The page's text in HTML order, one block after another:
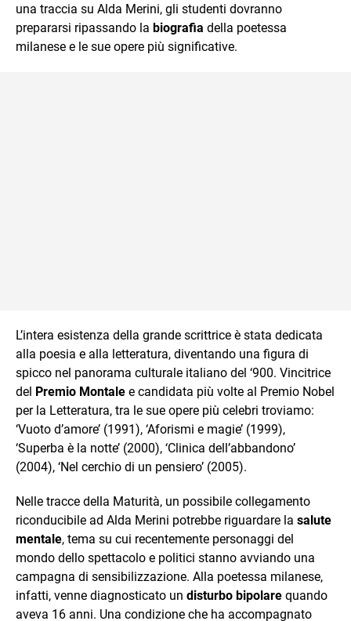
una traccia su Alda Merini, gli studenti dovranno
prepararsi ripassando la biografia della poetessa
milanese e le sue opere più significative.
L’intera esistenza della grande scrittrice è stata dedicata
alla poesia e alla letteratura, diventando una figura di
spicco nel panorama culturale italiano del ‘900. Vincitrice
del Premio Montale e candidata più volte al Premio Nobel
per la Letteratura, tra le sue opere più celebri troviamo:
‘Vuoto d’amore’ (1991), ‘Aforismi e magie’ (1999),
‘Superba è la notte’ (2000), ‘Clinica dell’abbandono’
(2004), ‘Nel cerchio di un pensiero’ (2005).
Nelle tracce della Maturità, un possibile collegamento
riconducibile ad Alda Merini potrebbe riguardare la salute
mentale, tema su cui recentemente personaggi del
mondo dello spettacolo e politici stanno avviando una
campagna di sensibilizzazione. Alla poetessa milanese,
infatti, venne diagnosticato un disturbo bipolare quando
aveva 16 anni. Una condizione che ha accompagnato